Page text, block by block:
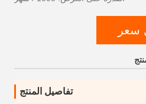
سعر
تفاصيل المنتج